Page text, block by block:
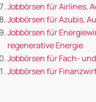
Jobbörsen für Airlines,
Jobbörsen für Azubis,
Jobbörsen für
regenerative Energie
Jobbörsen für Fach-
Jobbörsen für